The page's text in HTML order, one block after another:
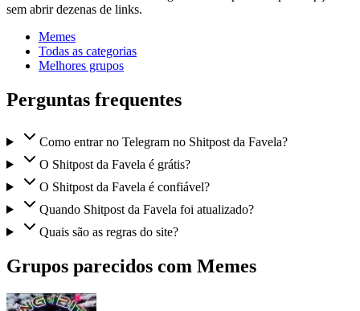
sem abrir dezenas de links.
Memes
Todas as categorias
Melhores grupos
Perguntas frequentes
Como entrar no Telegram no Shitpost da Favela?
O Shitpost da Favela é grátis?
O Shitpost da Favela é confiável?
Quando Shitpost da Favela foi atualizado?
Quais são as regras do site?
Grupos parecidos com Memes